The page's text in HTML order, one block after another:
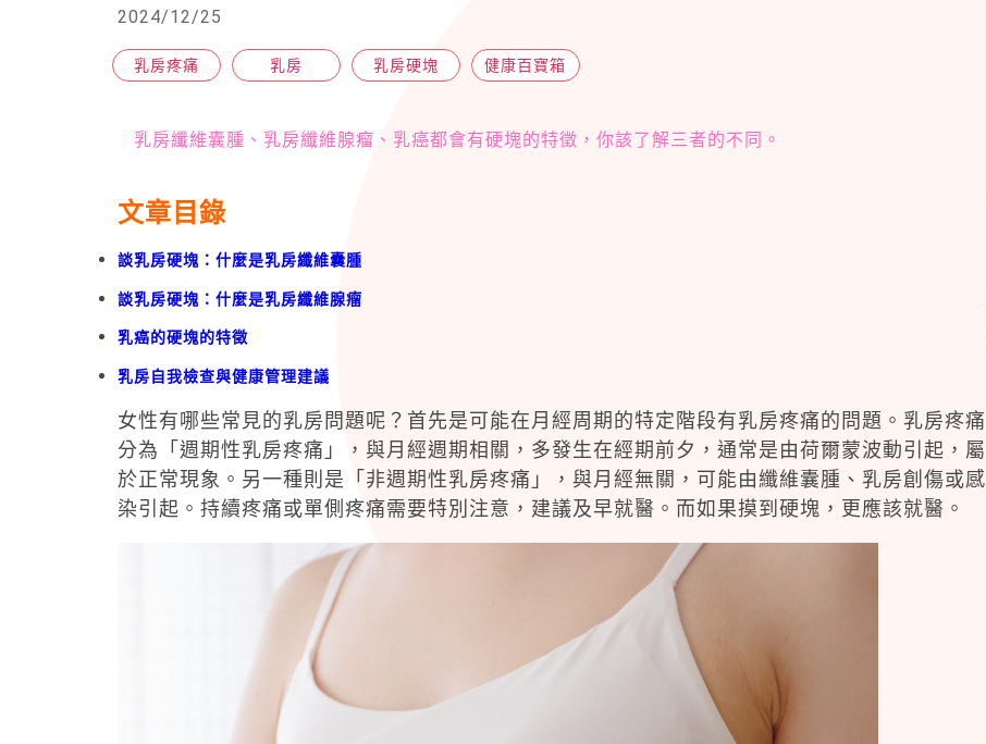
2024/12/25
乳房疼痛 乳房 乳房硬塊 健康百寶箱
乳房纖維囊腫、乳房纖維腺瘤、乳癌都會有硬塊的特徵，你該了解三者的不同。
文章目錄
談乳房硬塊：什麼是乳房纖維囊腫
談乳房硬塊：什麼是乳房纖維腺瘤
乳癌的硬塊的特徵
乳房自我檢查與健康管理建議
女性有哪些常見的乳房問題呢？首先是可能在月經周期的特定階段有乳房疼痛的問題。乳房疼痛
分為「週期性乳房疼痛」，與月經週期相關，多發生在經期前夕，通常是由荷爾蒙波動引起，屬
於正常現象。另一種則是「非週期性乳房疼痛」，與月經無關，可能由纖維囊腫、乳房創傷或感
染引起。持續疼痛或單側疼痛需要特別注意，建議及早就醫。而如果摸到硬塊，更應該就醫。